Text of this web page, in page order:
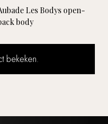
Lees verder
Les Bodys open-
body
bekeken.